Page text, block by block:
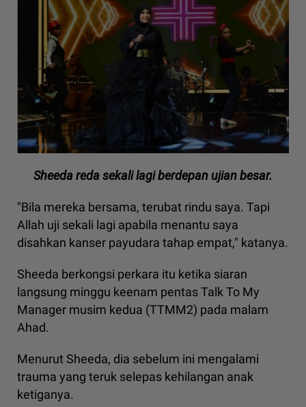
Sheeda reda sekali lagi berdepan ujian besar.
"Bila mereka bersama, terubat rindu saya. Tapi
Allah uji sekali lagi apabila menantu saya
disahkan kanser payudara tahap empat," katanya.
Sheeda berkongsi perkara itu ketika siaran
langsung minggu keenam pentas Talk To My
Manager musim kedua (TTMM2) pada malam
Ahad.
Menurut Sheeda, dia sebelum ini mengalami
trauma yang teruk selepas kehilangan anak
ketiganya.